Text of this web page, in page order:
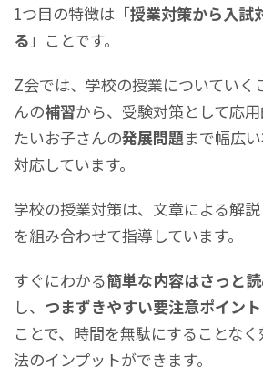
1つ目の特徴は「授業対策から入試
る 」ことです。
Z会では、学校の授業についていく
んの補習から、受験対策として応
たいお子さんの発展問題まで幅広
対応しています。
学校の授業対策は、文章による解
を組み合わせて指導しています。
すぐにわかる簡単な内容はさっと
し、 つまずきやすい要注意ポイン
ことで、時間を無駄にすることな
法のインプットができます。